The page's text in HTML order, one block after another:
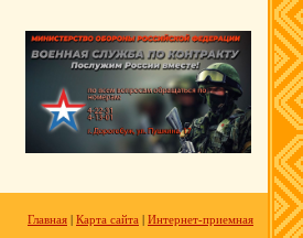
Главная | Карта сайта | Интернет-приемная